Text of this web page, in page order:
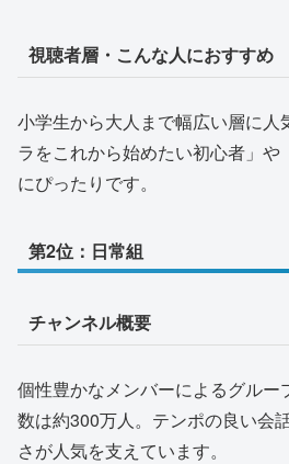
視聴者層・こんな人におすすめ
小学生から大人まで幅広い層に人
ラをこれから始めたい初心者」や
にぴったりです。
第2位：日常組
チャンネル概要
個性豊かなメンバーによるグルー
数は約300万人。テンポの良い会
さが人気を支えています。